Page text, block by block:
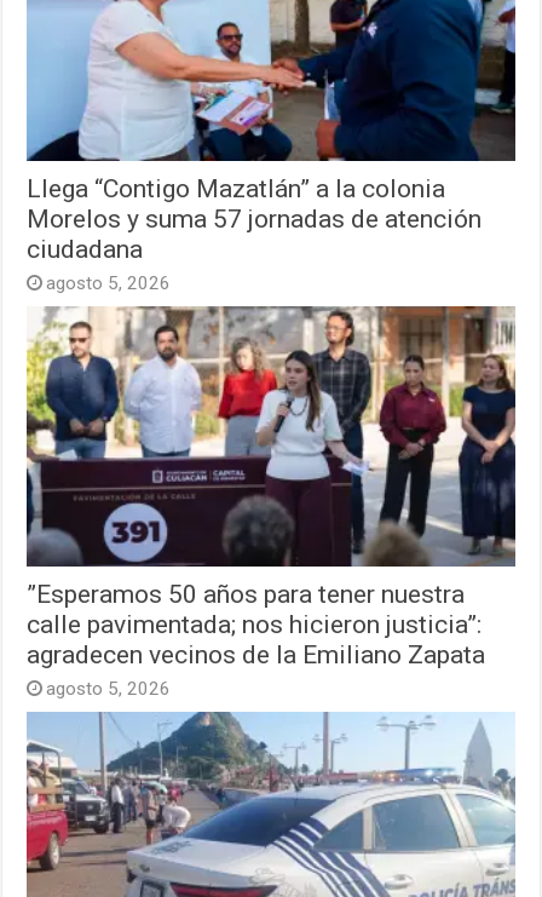
Llega “Contigo Mazatlán” a la colonia
Morelos y suma 57 jornadas de atención
ciudadana
agosto 5, 2026
”Esperamos 50 años para tener nuestra
calle pavimentada; nos hicieron justicia”:
agradecen vecinos de la Emiliano Zapata
agosto 5, 2026